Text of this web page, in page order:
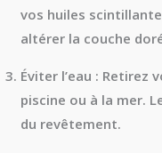
vos huiles
altérer la couche
Éviter l’eau : Retirez
piscine ou à la mer.
du revêtement.